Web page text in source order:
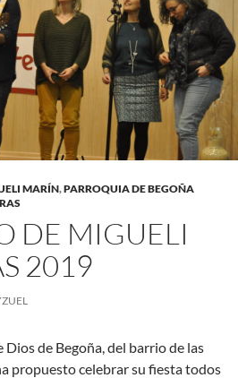
MARÍN,PARROQUIA DE BEGOÑA
DE MIGUELI
2019
de Begoña, del barrio de las
propuesto celebrar su fiesta todos